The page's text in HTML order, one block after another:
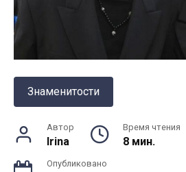
Знаменитости
Автор
Irina
Время чтения
8 мин.
Опубликовано